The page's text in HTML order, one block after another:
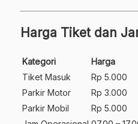
Harga Tiket dan
Kategori Harga
Tiket Masuk
Rp 5.000
Parkir Motor
Rp 3.000
Parkir Mobil
Rp 5.000